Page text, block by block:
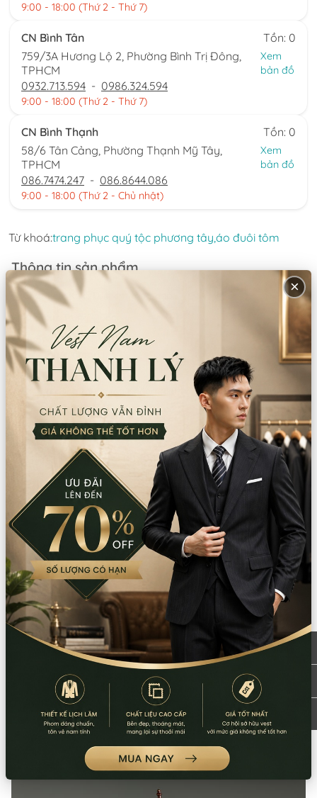
9:00 - 18:00 (Thứ 2 - Thứ 7)
CN Bình Tân
Tồn: 0
759/3A Hương Lộ 2, Phường Bình Trị Đông,
TPHCM
Xem
bản đồ
0932.713.594 - 0986.324.594
9:00 - 18:00 (Thứ 2 - Thứ 7)
CN Bình Thạnh
Tồn: 0
58/6 Tân Cảng, Phường Thạnh Mỹ Tây,
TPHCM
Xem
bản đồ
086.7474.247 - 086.8644.086
9:00 - 18:00 (Thứ 2 - Chủ nhật)
Từ khoá:trang phục quý tộc phương tây,áo đuôi tôm
Thông tin sản phẩm
Chất liệu:
Kaki/Dệt kim tổng hợp
Xuất xứ:
Hướng dẫn sử dụng:
Giặt tay/giặt máy
Lưu ý:
Không dùng thuốc tẩy Không giặt bằng nước sôi
Mô tả sản phẩm
Sản phầm bao gồm: Áo khoác+ quần + nơ cổ+ đai bụng
×